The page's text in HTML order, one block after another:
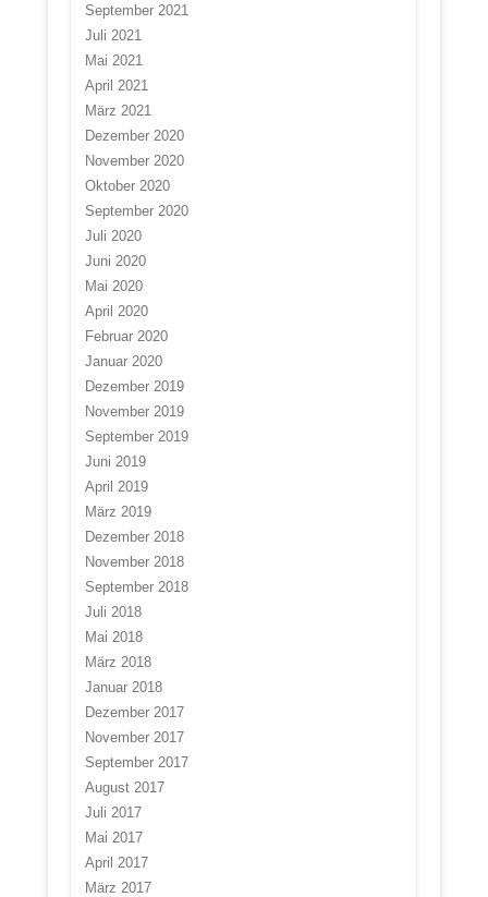
September 2021
Juli 2021
Mai 2021
April 2021
März 2021
Dezember 2020
November 2020
Oktober 2020
September 2020
Juli 2020
Juni 2020
Mai 2020
April 2020
Februar 2020
Januar 2020
Dezember 2019
November 2019
September 2019
Juni 2019
April 2019
März 2019
Dezember 2018
November 2018
September 2018
Juli 2018
Mai 2018
März 2018
Januar 2018
Dezember 2017
November 2017
September 2017
August 2017
Juli 2017
Mai 2017
April 2017
März 2017